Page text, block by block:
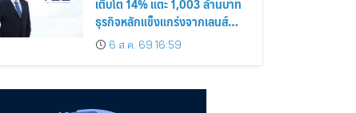
ธุรกิจหลักแข็งแกร่งจากเลนส์
มูลค่าเพิ่ม และการขยายตลาดต่าง
ประเทศ พร้อมเดินหน้าลงทุนเพื่อ
6 ส.ค. 69 16:59